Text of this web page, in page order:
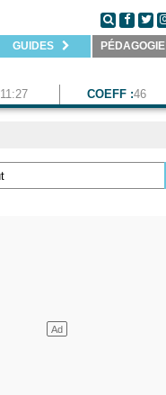
GUIDES PÉDAGOGIE
11:27 COEFF :46